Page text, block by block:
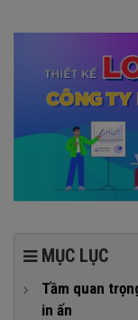
MỤC LỤC
Tầm quan
in ấn